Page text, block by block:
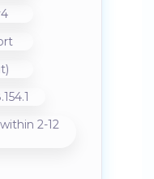
2-12